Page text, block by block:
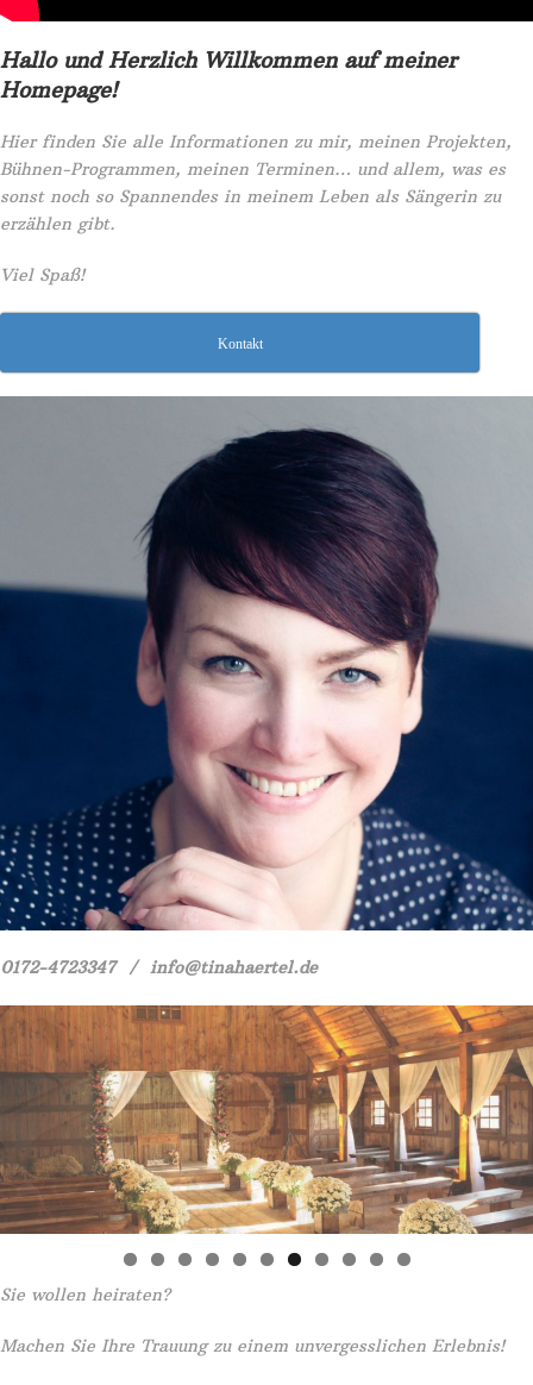
Hallo und Herzlich Willkommen auf meiner
Homepage!
Hier finden Sie alle Informationen zu mir, meinen Projekten,
Bühnen-Programmen, meinen Terminen… und allem, was es
sonst noch so Spannendes in meinem Leben als Sängerin zu
erzählen gibt.
Viel Spaß!
Kontakt
0172-4723347 / info@tinahaertel.de
Sie wollen heiraten?
Machen Sie Ihre Trauung zu einem unvergesslichen Erlebnis!